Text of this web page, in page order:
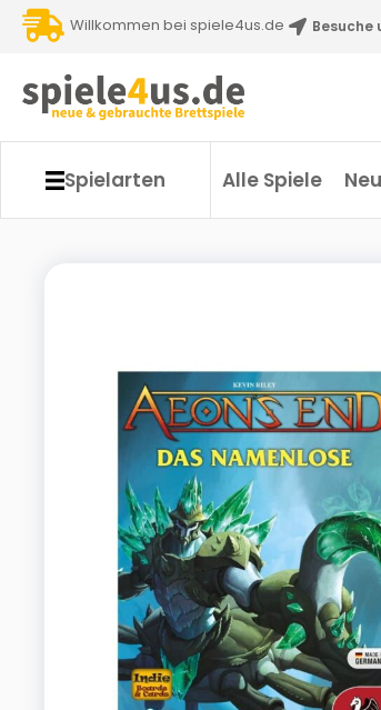
Willkommen bei spiele4us.de Besuche
Spielarten Alle Spiele